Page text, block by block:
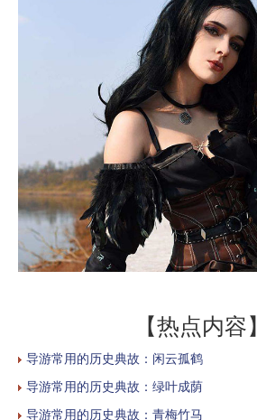
【热点内容】
导游常用的历史典故：闲云孤鹤
导游常用的历史典故：绿叶成荫
导游常用的历史典故：青梅竹马